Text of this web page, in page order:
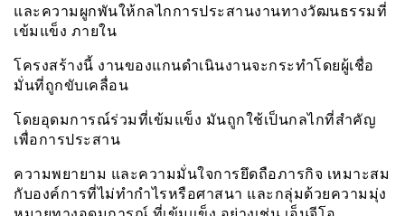
และความผูกพันให้กลไกการประสานงานทางวัฒนธรรมที่
เข้มแข็ง ภายใน
โครงสร้างนี้ งานของแกนดำเนินงานจะกระทำโดยผู้เชื่อ
มั่นที่ถูกขับเคลื่อน
โดยอุดมการณ์ร่วมที่เข้มแข็ง มันถูกใช้เป็นกลไกที่สำคัญ
เพื่อการประสาน
ความพยายาม และความมั่นใจการยึดถือภารกิจ เหมาะสม
กับองค์การที่ไม่ทำกำไรหรือศาสนา และกลุ่มด้วยความมุ่ง